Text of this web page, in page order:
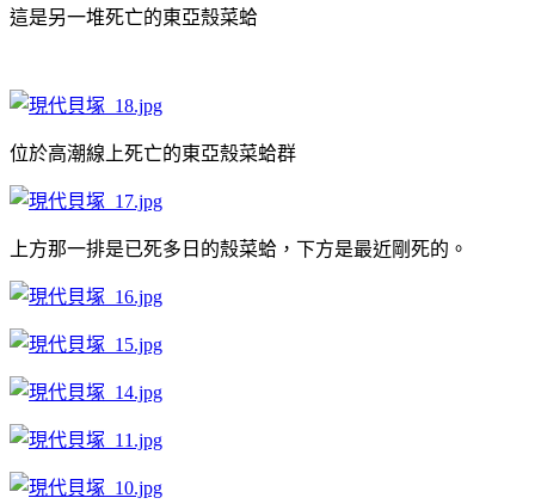
這是另一堆死亡的東亞殼菜蛤
位於高潮線上死亡的東亞殼菜蛤群
上方那一排是已死多日的殼菜蛤，下方是最近剛死的。